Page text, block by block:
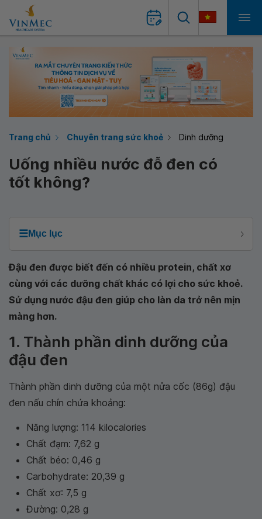
Trang chủ Chuyên trang sức khoẻ Dinh dưỡng
Uống nhiều nước đỗ đen có
tốt không?
☰Mục lục
Đậu đen được biết đến có nhiều protein, chất xơ
cùng với các dưỡng chất khác có lợi cho sức khoẻ.
Sử dụng nước đậu đen giúp cho làn da trở nên mịn
màng hơn.
1. Thành phần dinh dưỡng của
đậu đen
Thành phần dinh dưỡng của một nửa cốc (86g) đậu
đen nấu chín chứa khoảng:
Năng lượng: 114 kilocalories
Chất đạm: 7,62 g
Chất béo: 0,46 g
Carbohydrate: 20,39 g
Chất xơ: 7,5 g
Đường: 0,28 g